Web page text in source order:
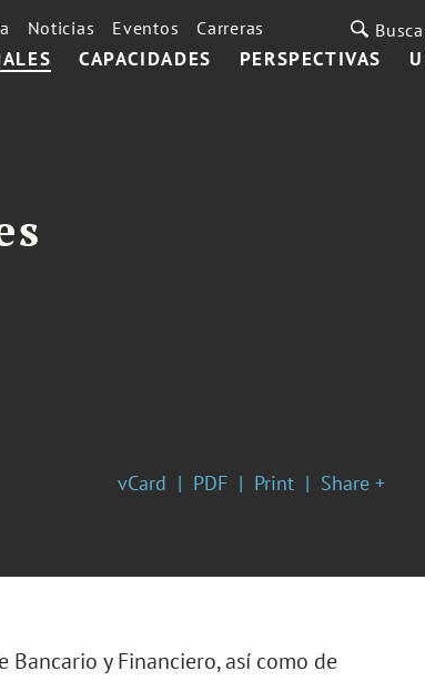
CAPACIDADES PERSPECTIVAS
Noticias Eventos Carreras
vCard PDF Print Share +
Bancario y Financiero, así como de